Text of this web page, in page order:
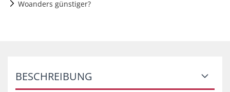
Woanders günstiger?
BESCHREIBUNG